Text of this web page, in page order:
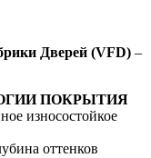
Дверей (VFD) –
ПОКРЫТИЯ
износостойкое
оттенков